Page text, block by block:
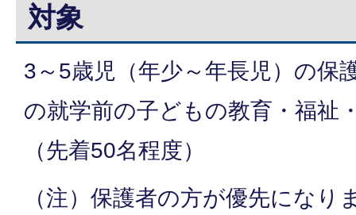
対象
3～5歳児（年少～年長児）の保
の就学前の子どもの教育・福
（先着50名程度）
（注）保護者の方が優先になり